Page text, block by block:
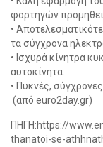
φορτηγών
•
τα σύγχρονα
• Ισχυρά κίνητρα
αυτοκίνητα.
• Πυκνές,
(από euro2day.gr)
ΠΗΓΗ:https://
thanatoi-se-